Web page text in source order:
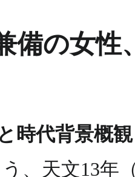
備の女性
時代背景概観
、天文13年